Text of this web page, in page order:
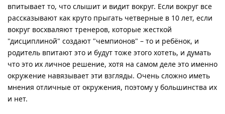
впитывает то, что слышит и видит вокруг. Если вокруг все
рассказывают как круто прыгать четверные в 10 лет, если
вокруг восхваляют тренеров, которые жесткой
"дисциплиной" создают "чемпионов" – то и ребёнок, и
родитель впитают это и будут тоже этого хотеть, и думать
что это их личное решение, хотя на самом деле это именно
окружение навязывает эти взгляды. Очень сложно иметь
мнения отличные от окружения, поэтому у большинства их
и нет.